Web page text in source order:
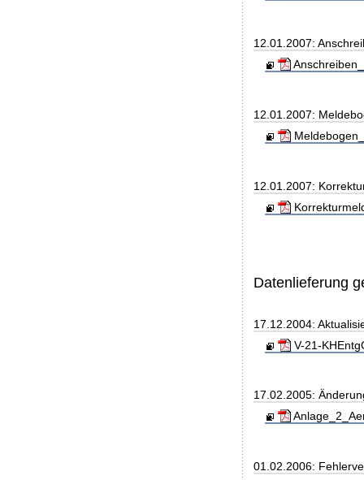
12.01.2007:
12.01.2007:
12.01.2007:
Datenlieferung
17.12.2004:
V-21-
17.02.2005:
01.02.2006: